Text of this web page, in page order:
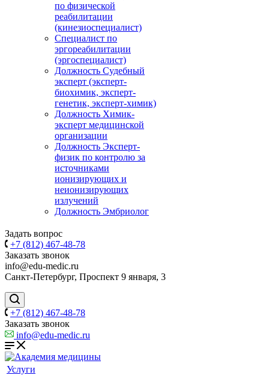
по физической
реабилитации
(кинезиоспециалист)
Специалист по
эргореабилитации
(эргоспециалист)
Должность Судебный
эксперт (эксперт-
биохимик, эксперт-
генетик, эксперт-химик)
Должность Химик-
эксперт медицинской
организации
Должность Эксперт-
физик по контролю за
источниками
ионизирующих и
неионизирующих
излучений
Должность Эмбриолог
Задать вопрос
+7 (812) 467-48-78
Заказать звонок
info@edu-medic.ru
Санкт-Петербург, Проспект 9 января, 3
+7 (812) 467-48-78
Заказать звонок
info@edu-medic.ru
Услуги